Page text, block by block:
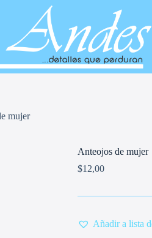
mujer
Anteojos de mujer
$12,00
Añadir a lista